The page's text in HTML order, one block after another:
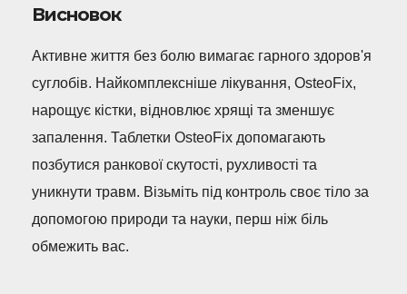
Висновок
Активне життя без болю вимагає гарного здоров'я
суглобів. Найкомплексніше лікування, OsteoFix,
нарощує кістки, відновлює хрящі та зменшує
запалення. Таблетки OsteoFix допомагають
позбутися ранкової скутості, рухливості та
уникнути травм. Візьміть під контроль своє тіло за
допомогою природи та науки, перш ніж біль
обмежить вас.